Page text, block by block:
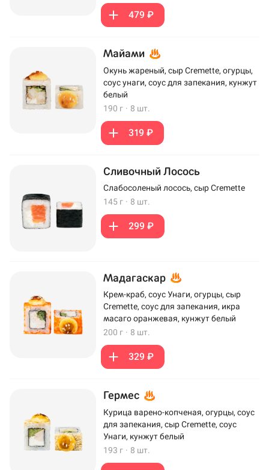
479 ₽
Майами
Окунь жареный, сыр Cremette, огурцы,
соус унаги, соус для запекания, кунжут
белый
190 г · 8 шт.
319 ₽
Сливочный Лосось
Слабосоленый лосось, сыр Cremette
145 г · 8 шт.
299 ₽
Мадагаскар
Крем-краб, соус Унаги, огурцы, сыр
Cremette, соус для запекания, икра
масаго оранжевая, кунжут белый
200 г · 8 шт.
329 ₽
Гермес
Курица варено-копченая, огурцы, соус
для запекания, сыр Cremette, соус
Унаги, кунжут белый
193 г · 8 шт.